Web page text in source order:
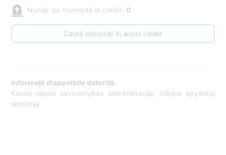
Număr de morminte în cimitir: 0
Caută decedați în acest cimitir
Informații disponibile datorită:
Kauno rajono savivaldybės administracija, Vilkijos apylinkių
seniūnija